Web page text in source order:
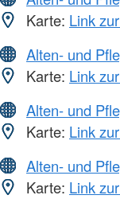
Karte: Link
Alten- und
Karte: Link
Alten- und
Karte: Link
Alten- und
Karte: Link